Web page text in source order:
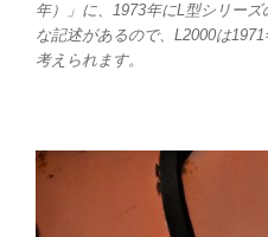
年）」に、1973年にL型シリー
な記述があるので、L2000は
考えられます。